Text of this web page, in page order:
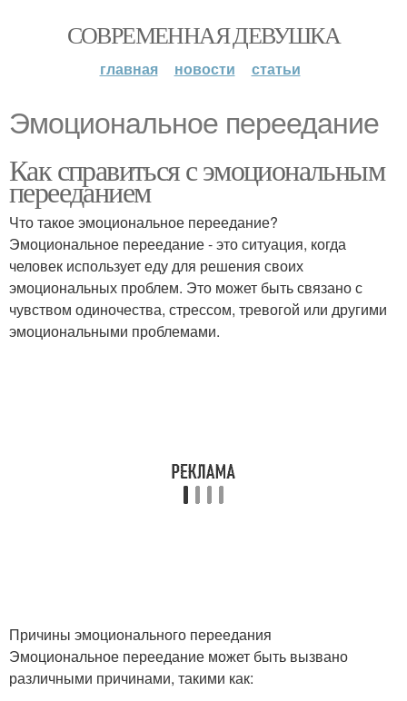
СОВРЕМЕННАЯ ДЕВУШКА
главная новости статьи
Эмоциональное переедание
Как справиться с эмоциональным
перееданием
Что такое эмоциональное переедание?
Эмоциональное переедание - это ситуация, когда
человек использует еду для решения своих
эмоциональных проблем. Это может быть связано с
чувством одиночества, стрессом, тревогой или другими
эмоциональными проблемами.
Причины эмоционального переедания
Эмоциональное переедание может быть вызвано
различными причинами, такими как: